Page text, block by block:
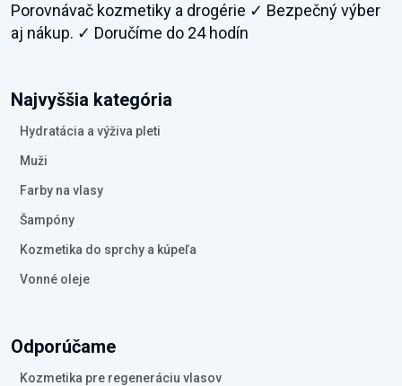
Porovnávač kozmetiky a drogérie ✓ Bezpečný výber
aj nákup. ✓ Doručíme do 24 hodín
Najvyššia kategória
Hydratácia a výživa pleti
Muži
Farby na vlasy
Šampóny
Kozmetika do sprchy a kúpeľa
Vonné oleje
Odporúčame
Kozmetika pre regeneráciu vlasov